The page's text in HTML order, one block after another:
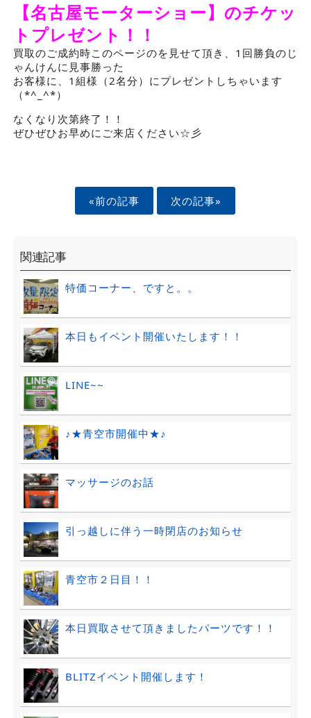
【名古屋モーターショー】のチケッ
トプレゼント！！
買取のご成約時このページのを見せて頂き、1回勝負のじ
ゃんけんに見事勝った
お客様に、1組様（2名分）にプレゼントしちゃいます
（*^_^*）
なくなり次第終了！！
ぜひぜひお早めにご来店ください☆彡
«前の記事 次の記事»
関連記事
特価コーナー、ですと。。
本日もイベント開催いたします！！
LINE~~
♪★青空市開催中★♪
マッサージのお話
引っ越しに伴う一時閉店のお知らせ
青空市２日目！！
本日買取させて頂きましたパーツです！！
BLITZイベント開催します！